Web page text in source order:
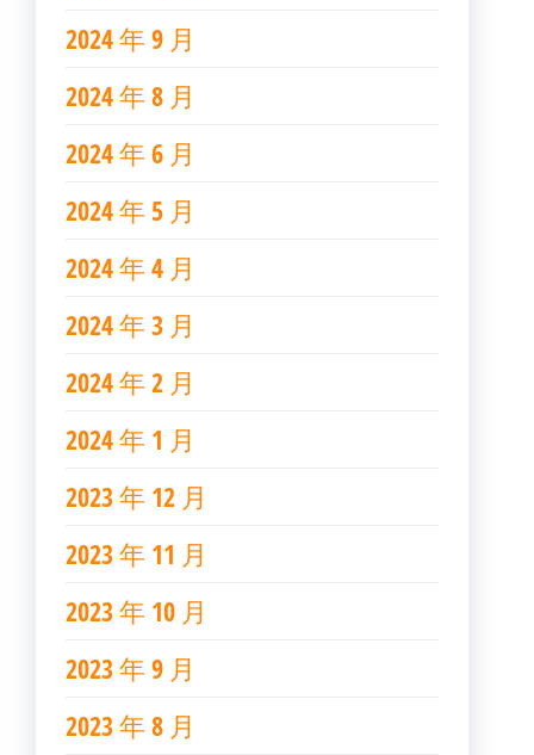
2024 年 9 月
2024 年 8 月
2024 年 6 月
2024 年 5 月
2024 年 4 月
2024 年 3 月
2024 年 2 月
2024 年 1 月
2023 年 12 月
2023 年 11 月
2023 年 10 月
2023 年 9 月
2023 年 8 月